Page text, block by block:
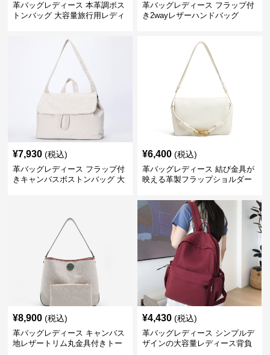
革バッグレディース 本革調ボス
トンバッグ 大容量旅行用レディ
革バッグレディース フラップ付
き2wayレザーハンドバッグ
¥7,930 (税込)
革バッグレディース フラップ付
きキャンバスボストンバッグ 大
¥6,400 (税込)
革バッグレディース 結び金具が
映える革製フラップショルダー
¥8,900 (税込)
革バッグレディース キャンバス
地レザートリム丸金具付きトー
¥4,430 (税込)
革バッグレディース シンプルデ
ザインの大容量レディース背負